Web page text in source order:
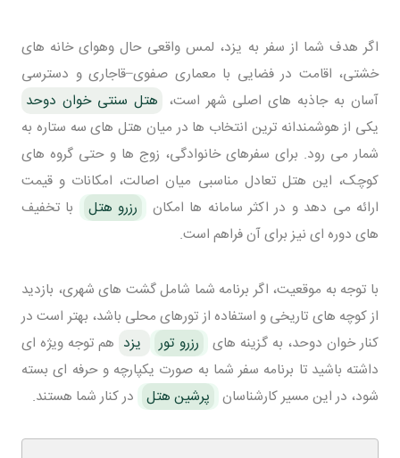
اگر هدف شما از سفر به یزد، لمس واقعی حال وهوای خانه های
خشتی، اقامت در فضایی با معماری صفوی–قاجاری و دسترسی
آسان به جاذبه های اصلی شهر است، هتل سنتی خوان دوحد
یکی از هوشمندانه ترین انتخاب ها در میان هتل های سه ستاره به
شمار می رود. برای سفرهای خانوادگی، زوج ها و حتی گروه های
کوچک، این هتل تعادل مناسبی میان اصالت، امکانات و قیمت
ارائه می دهد و در اکثر سامانه ها امکان
رزرو هتل
با تخفیف
های دوره ای نیز برای آن فراهم است.
با توجه به موقعیت، اگر برنامه شما شامل گشت های شهری، بازدید
از کوچه های تاریخی و استفاده از تورهای محلی باشد، بهتر است در
کنار خوان دوحد، به گزینه های
رزرو تور یزد هم توجه ویژه ای
داشته باشید تا برنامه سفر شما به صورت یکپارچه و حرفه ای بسته
شود، در این مسیر کارشناسان پرشین هتل در کنار شما هستند.